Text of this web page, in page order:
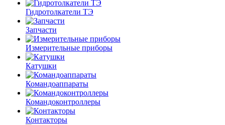
Гидротолкатели ТЭ
Запчасти
Измерительные приборы
Катушки
Командоаппараты
Командоконтроллеры
Контакторы